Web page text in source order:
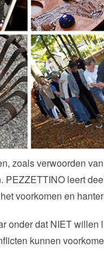
zoals verwoorden
leert
voorkomen en
onder dat NIET
kunnen